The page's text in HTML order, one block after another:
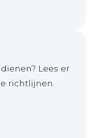
Lees er
richtlijnen.